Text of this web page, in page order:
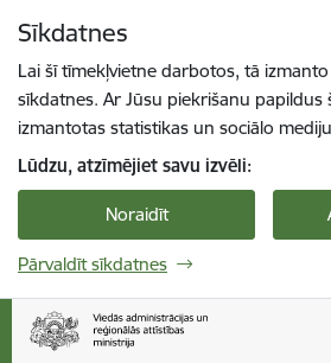
Sīkdatnes
Lai šī tīmekļvietne darbotos, tā
sīkdatnes. Ar Jūsu piekrišanu papildus
izmantotas statistikas un sociālo
Lūdzu, atzīmējiet savu izvēli:
Noraidīt
Pārvaldīt sīkdatnes